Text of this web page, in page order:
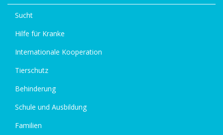
Sucht
Hilfe für Kranke
Internationale Kooperation
Tierschutz
Behinderung
Schule und Ausbildung
Familien